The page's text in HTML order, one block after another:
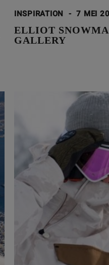
INSPIRATION - 7 MEI
ELLIOT
GALLERY